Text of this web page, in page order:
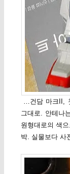
…건담 마크II,
그대로. 안테나
원형대로의 색
박. 실물보다 사